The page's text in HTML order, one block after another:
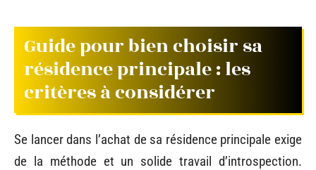
Guide pour bien choisir sa
résidence principale : les
critères à considérer
Se lancer dans l’achat de sa résidence principale exige
de la méthode et un solide travail d’introspection.